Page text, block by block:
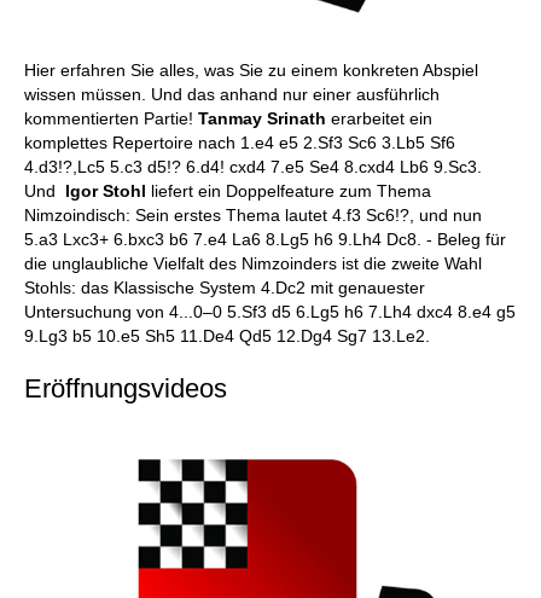
Hier erfahren Sie alles, was Sie zu einem konkreten Abspiel
wissen müssen. Und das anhand nur einer ausführlich
kommentierten Partie! Tanmay Srinath erarbeitet ein
komplettes Repertoire nach 1.e4 e5 2.Sf3 Sc6 3.Lb5 Sf6
4.d3!?,Lc5 5.c3 d5!? 6.d4! cxd4 7.e5 Se4 8.cxd4 Lb6 9.Sc3.
Und Igor Stohl liefert ein Doppelfeature zum Thema
Nimzoindisch: Sein erstes Thema lautet 4.f3 Sc6!?, und nun
5.a3 Lxc3+ 6.bxc3 b6 7.e4 La6 8.Lg5 h6 9.Lh4 Dc8. - Beleg für
die unglaubliche Vielfalt des Nimzoinders ist die zweite Wahl
Stohls: das Klassische System 4.Dc2 mit genauester
Untersuchung von 4...0–0 5.Sf3 d5 6.Lg5 h6 7.Lh4 dxc4 8.e4 g5
9.Lg3 b5 10.e5 Sh5 11.De4 Qd5 12.Dg4 Sg7 13.Le2.
Eröffnungsvideos